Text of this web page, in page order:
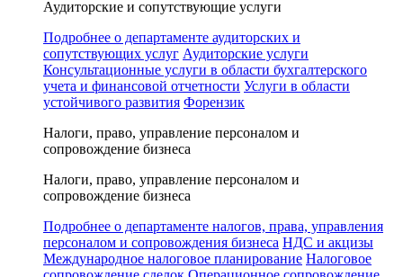
Аудиторские и сопутствующие услуги
Подробнее о департаменте аудиторских и
сопутствующих услуг Аудиторские услуги
Консультационные услуги в области бухгалтерского
учета и финансовой отчетности Услуги в области
устойчивого развития Форензик
Налоги, право, управление персоналом и
сопровождение бизнеса
Налоги, право, управление персоналом и
сопровождение бизнеса
Подробнее о департаменте налогов, права, управления
персоналом и сопровождения бизнеса НДС и акцизы
Международное налоговое планирование Налоговое